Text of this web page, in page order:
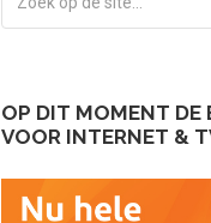
OP DIT MOMENT DE
VOOR INTERNET &